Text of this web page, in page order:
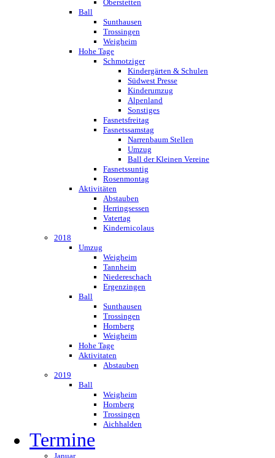
Oberstetten
Ball
Sunthausen
Trossingen
Weigheim
Hohe Tage
Schmotziger
Kindergärten & Schulen
Südwest Presse
Kinderumzug
Alpenland
Sonstiges
Fasnetsfreitag
Fasnetssamstag
Narrenbaum Stellen
Umzug
Ball der Kleinen Vereine
Fasnetssuntig
Rosenmontag
Aktivitäten
Abstauben
Herringsessen
Vatertag
Kindernicolaus
2018
Umzug
Weigheim
Tannheim
Niedereschach
Ergenzingen
Ball
Sunthausen
Trossingen
Hornberg
Weigheim
Hohe Tage
Aktivitaten
Abstauben
2019
Ball
Weigheim
Hornberg
Trossingen
Aichhalden
Termine
Januar